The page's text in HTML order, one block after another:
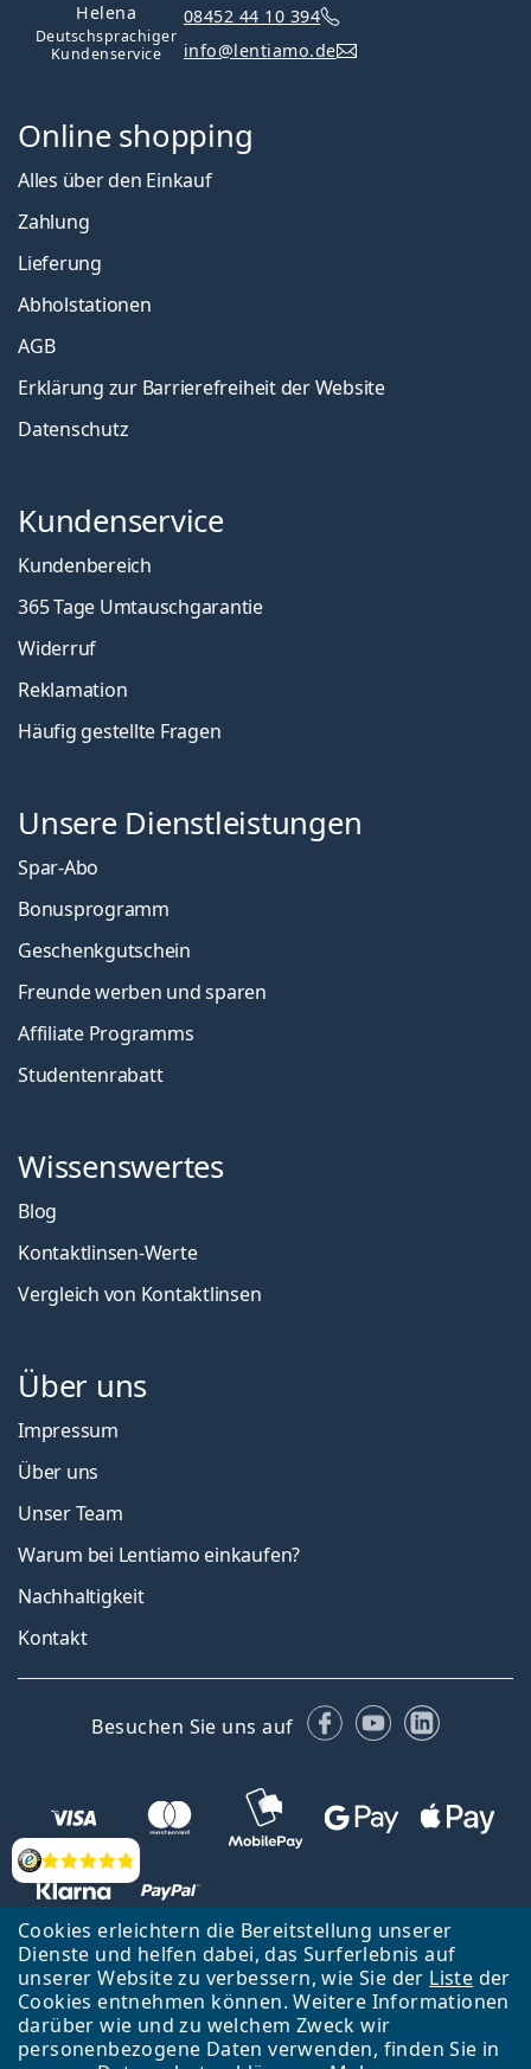
Cookies erleichtern die Bereitstellung unserer
Dienste und helfen dabei, das Surferlebnis auf
unserer Website zu verbessern, wie Sie der Liste der
Cookies entnehmen können. Weitere Informationen
darüber wie und zu welchem Zweck wir
personenbezogene Daten verwenden, finden Sie in
Bewertung
Helena
Deutschsprachiger
Kundenservice
08452 44 10 394
info@lentiamo.de
Online shopping
Alles über den Einkauf
Zahlung
Lieferung
Abholstationen
AGB
Erklärung zur Barrierefreiheit der Website
Datenschutz
Kundenservice
Kundenbereich
365 Tage Umtauschgarantie
Widerruf
Reklamation
Häufig gestellte Fragen
Unsere Dienstleistungen
Spar-Abo
Bonusprogramm
Geschenkgutschein
Freunde werben und sparen
Affiliate Programms
Studentenrabatt
Wissenswertes
Blog
Kontaktlinsen-Werte
Vergleich von Kontaktlinsen
Über uns
Impressum
Über uns
Unser Team
Warum bei Lentiamo einkaufen?
Nachhaltigkeit
Kontakt
Besuchen Sie uns auf Facebook
YouTubeLinkedIn
Zurück zur Hauptseite
Nach oben
Lentiamo s.r.o., Tschechien ist Eigentümer und Betreiber des Online-
Shops Lentiamo.de
Seit 18 Jahren sind wir für Sie da.